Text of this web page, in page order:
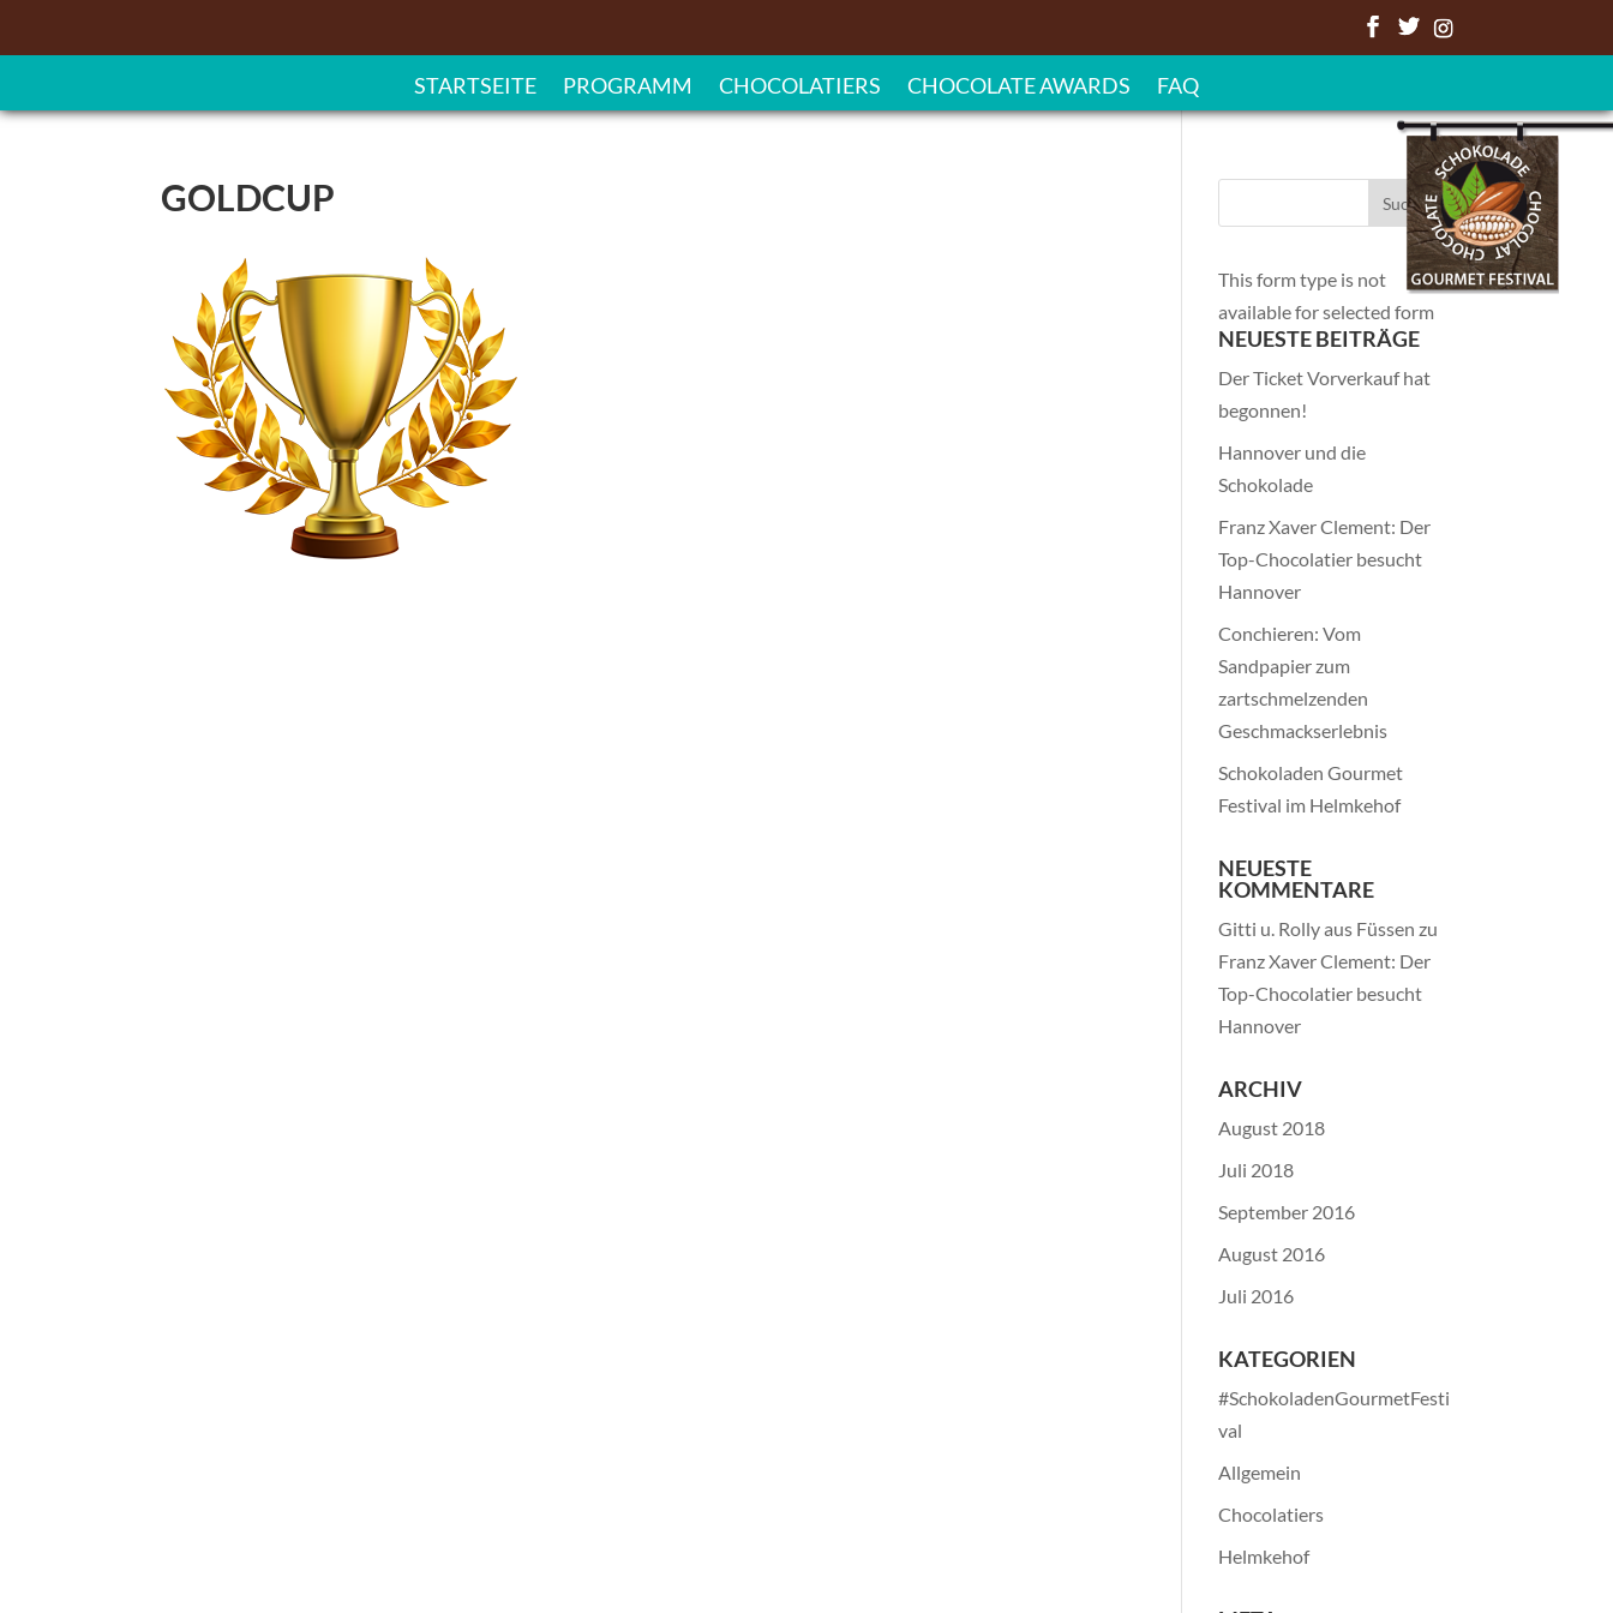
STARTSEITE PROGRAMM CHOCOLATIERS CHOCOLATE AWARDS FAQ
GOLDCUP
This form type is not
available for selected form
NEUESTE BEITRÄGE
Der Ticket Vorverkauf hat
begonnen!
Hannover und die
Schokolade
Franz Xaver Clement: Der
Top-Chocolatier besucht
Hannover
Conchieren: Vom
Sandpapier zum
zartschmelzenden
Geschmackserlebnis
Schokoladen Gourmet
Festival im Helmkehof
NEUESTE
KOMMENTARE
Gitti u. Rolly aus Füssen zu
Franz Xaver Clement: Der
Top-Chocolatier besucht
Hannover
ARCHIV
August 2018
Juli 2018
September 2016
August 2016
Juli 2016
KATEGORIEN
#SchokoladenGourmetFesti
val
Allgemein
Chocolatiers
Helmkehof